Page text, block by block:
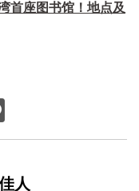
首座图书馆！地点及
人